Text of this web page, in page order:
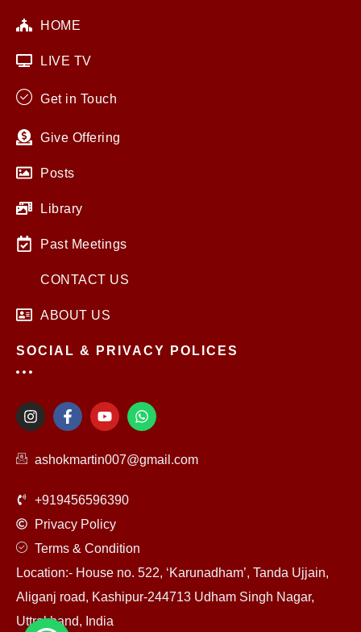
HOME
LIVE TV
Get in Touch
Give Offering
Posts
Library
Past Meetings
CONTACT US
ABOUT US
SOCIAL & PRIVACY POLICES
I
n
a
m
F
a
b
o
k
-
Y
o
t
u
e
W
h
s
ashokmartin007@gmail.com
+919456596390
Privacy Policy
Terms & Condition
Location:- House no. 522, ‘Karunadham’, Tanda Ujjain,
Aliganj road, Kashipur-244713 Udham Singh Nagar,
Uttrakhand, India